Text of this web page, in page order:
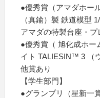
●優秀賞（アマダホー
（真鍮）製 鉄道模型
アマダの特製台座・プ
●優秀賞（ 旭化成ホ
イト TALIESIN™ 3 （
他賞あり
【学生部門】
●グランプリ（星新一